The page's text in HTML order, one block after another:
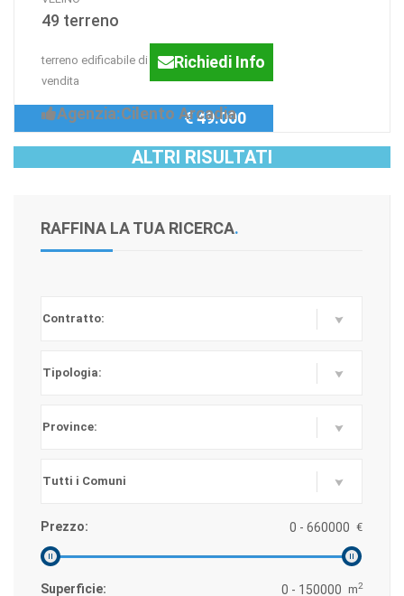
49 terreno
terreno edificabile di 8000 mq in
vendita
Richiedi Info
Agenzia:Cilento Arcadia
€ 49.000
ALTRI RISULTATI
RAFFINA LA TUA RICERCA.
Prezzo: €
Superficie: m2